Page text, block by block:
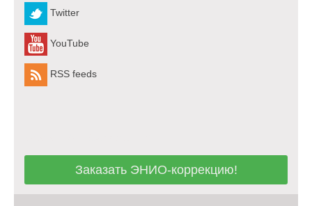
Twitter
YouTube
RSS feeds
Заказать ЭНИО-коррекцию!